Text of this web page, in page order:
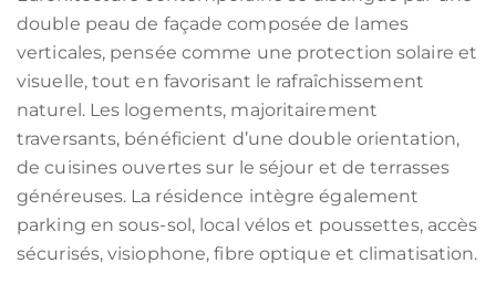
double peau de façade composée de lames
verticales, pensée comme une protection solaire et
visuelle, tout en favorisant le rafraîchissement
naturel. Les logements, majoritairement
traversants, bénéficient d’une double orientation,
de cuisines ouvertes sur le séjour et de terrasses
généreuses. La résidence intègre également
parking en sous-sol, local vélos et poussettes, accès
sécurisés, visiophone, fibre optique et climatisation.